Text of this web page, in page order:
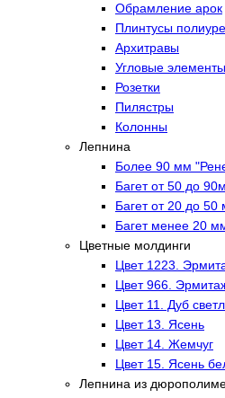
Обрамление арок
Плинтусы
Архитравы
Угловые элементы
Розетки
Пилястры
Колонны
Лепнина
Более 90 мм
Багет от 50 до
Багет от 20 до
Багет менее 20
Цветные молдинги
Цвет 1223.
Цвет 966.
Цвет 11. Дуб
Цвет 13. Ясень
Цвет 14. Жемчуг
Цвет 15. Ясень
Лепнина из